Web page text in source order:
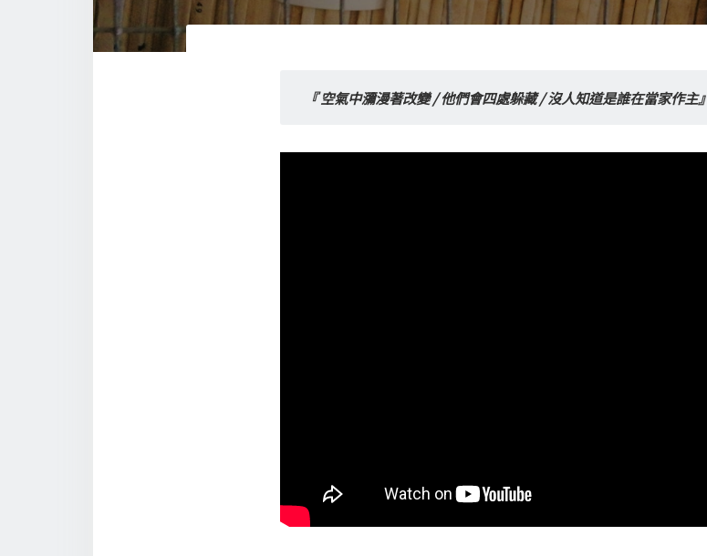
『 空氣中瀰漫著改變 / 他們會四處躲藏 / 沒人知道是誰在當家作主』